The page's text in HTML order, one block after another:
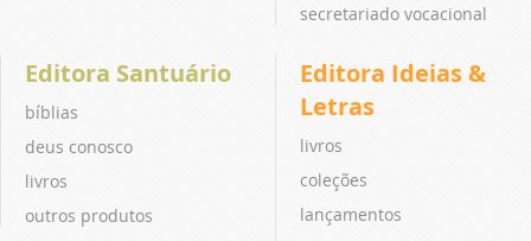
secretariado vocacional
Editora Santuário
bíblias
deus conosco
livros
outros produtos
Editora Ideias &
Letras
livros
coleções
lançamentos